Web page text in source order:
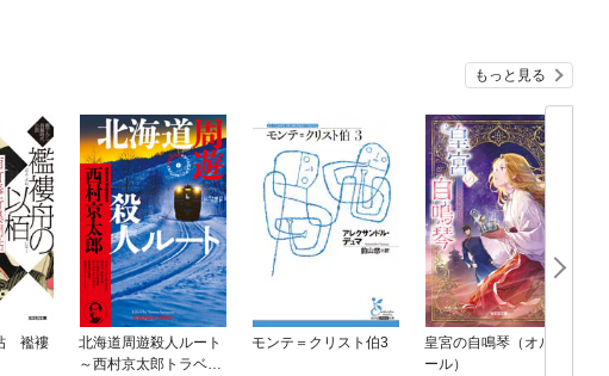
もっと見る
襤褸
北海道周遊殺人ルート
～西村京太郎トラベル
モンテ＝クリスト伯3
皇宮の自鳴琴（オルゴ
ール）